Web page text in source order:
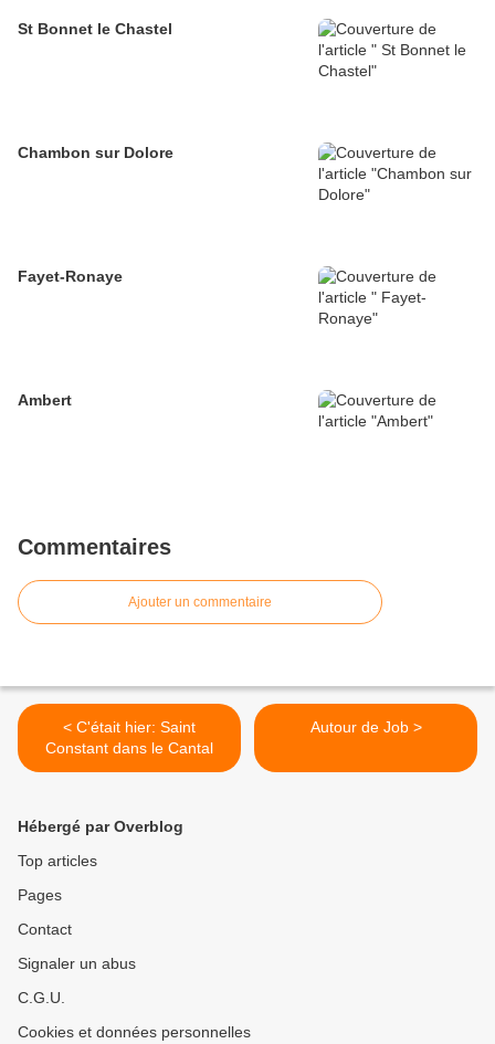
St Bonnet le Chastel
Chambon sur Dolore
Fayet-Ronaye
Ambert
Commentaires
Ajouter un commentaire
< C'était hier: Saint
Constant dans le Cantal
Autour de Job >
Hébergé par Overblog
Top articles
Pages
Contact
Signaler un abus
C.G.U.
Cookies et données personnelles